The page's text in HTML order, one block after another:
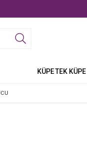
KÜPETEK KÜPE